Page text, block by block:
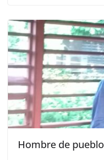
Hombre de pueblo